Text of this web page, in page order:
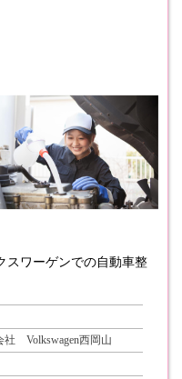
スワーゲンでの自動車整
社 Volkswagen西岡山